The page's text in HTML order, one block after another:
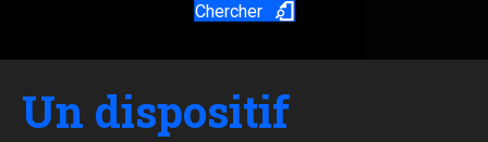
Chercher
Un dispositif